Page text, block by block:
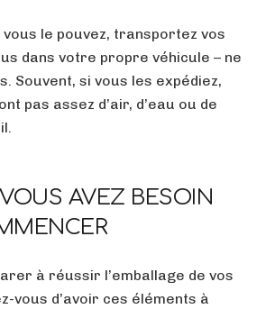
vous le pouvez, transportez vos
dans votre propre véhicule – ne
Souvent, si vous les expédiez,
pas assez d’air, d’eau ou de
AVEZ BESOIN
à réussir l’emballage de vos
vous d’avoir ces éléments à